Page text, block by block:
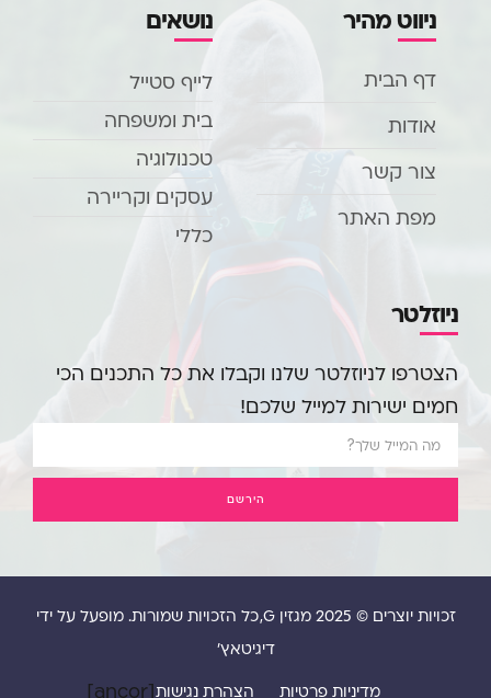
ניווט מהיר
דף הבית
אודות
צור קשר
מפת האתר
נושאים
לייף סטייל
בית ומשפחה
טכנולוגיה
עסקים וקריירה
כללי
ניוזלטר
הצטרפו לניוזלטר שלנו וקבלו את כל התכנים הכי
חמים ישירות למייל שלכם!
הירשם
זכויות יוצרים © 2025 מגזין G, כל הזכויות שמורות. מופעל על ידי
דיגיטאץ'
מדיניות פרטיות הצהרת נגישות[ancor]